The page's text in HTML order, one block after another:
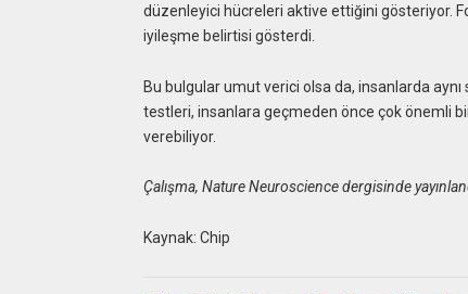
düzenleyici hücreleri aktive ettiğini gösteriyor.
iyileşme belirtisi gösterdi.
Bu bulgular umut verici olsa da, insanlarda
testleri, insanlara geçmeden önce çok önemli
verebiliyor.
Çalışma, Nature Neuroscience dergisinde
Kaynak: Chip